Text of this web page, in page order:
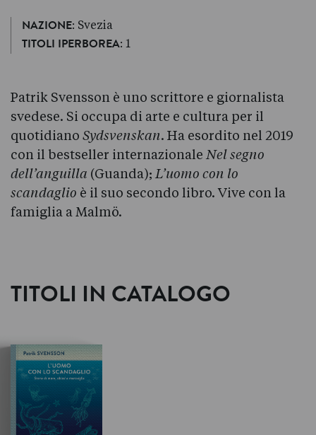
NAZIONE: Svezia
TITOLI IPERBOREA: 1
Patrik Svensson è uno scrittore e giornalista
svedese. Si occupa di arte e cultura per il
quotidiano Sydsvenskan. Ha esordito nel 2019
con il bestseller internazionale Nel segno
dell’anguilla (Guanda); L’uomo con lo
scandaglio è il suo secondo libro. Vive con la
famiglia a Malmö.
TITOLI IN CATALOGO